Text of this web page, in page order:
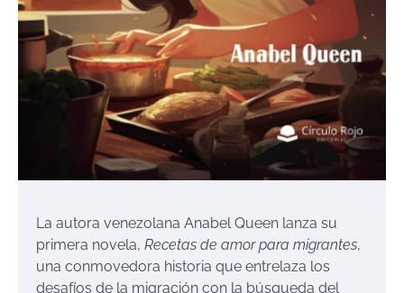
La autora venezolana Anabel Queen lanza su
primera novela, Recetas de amor para migrantes,
una conmovedora historia que entrelaza los
desafíos de la migración con la búsqueda del